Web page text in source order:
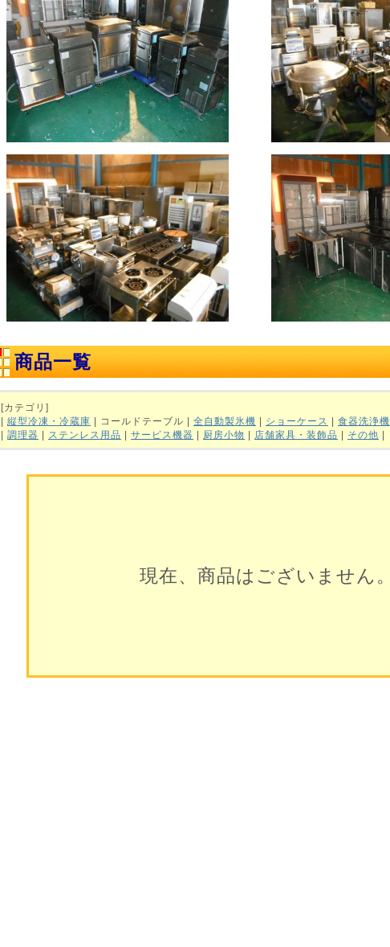
商品一覧
[カテゴリ]
| 縦型冷凍・冷蔵庫 | コールドテーブル | 全自動製氷機 | ショーケース | 食器洗浄機
| 調理器 | ステンレス用品 | サービス機器 | 厨房小物 | 店舗家具・装飾品 | その他 |
現在、商品はございません。